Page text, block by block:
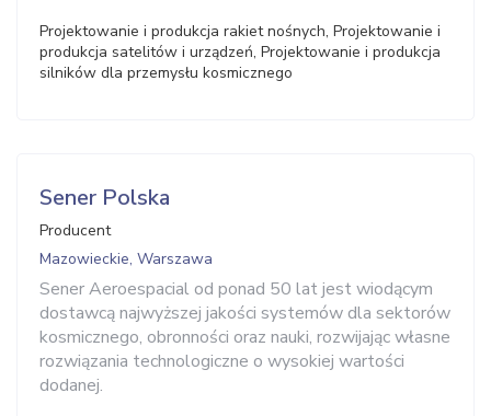
Projektowanie i produkcja rakiet nośnych, Projektowanie i
produkcja satelitów i urządzeń, Projektowanie i produkcja
silników dla przemysłu kosmicznego
Sener Polska
Producent
Mazowieckie, Warszawa
Sener Aeroespacial od ponad 50 lat jest wiodącym
dostawcą najwyższej jakości systemów dla sektorów
kosmicznego, obronności oraz nauki, rozwijając własne
rozwiązania technologiczne o wysokiej wartości
dodanej.